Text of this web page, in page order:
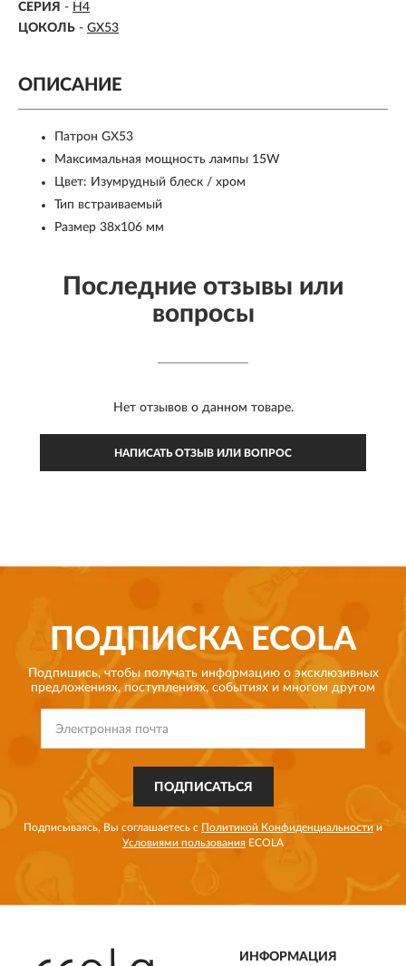
СЕРИЯ - H4
ЦОКОЛЬ - GX53
ОПИСАНИЕ
Патрон GX53
Максимальная мощность лампы 15W
Цвет: Изумрудный блеск / хром
Тип встраиваемый
Размер 38x106 мм
Последние отзывы или
вопросы
Нет отзывов о данном товаре.
НАПИСАТЬ ОТЗЫВ ИЛИ ВОПРОС
ПОДПИСКА ECOLA
Подпишись, чтобы получать информацию о эксклюзивных
предложениях, поступлениях, событиях и многом другом
ПОДПИСАТЬСЯ
Подписываясь, Вы соглашаетесь с Политикой Конфиденциальности и
Условиями пользования ECOLA
ИНФОРМАЦИЯ